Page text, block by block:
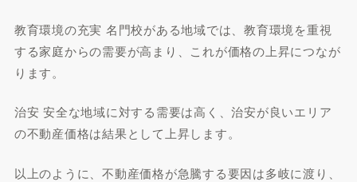
教育環境の充実 名門校がある地域では、教育環境を重視
する家庭からの需要が高まり、これが価格の上昇につなが
ります。
治安 安全な地域に対する需要は高く、治安が良いエリア
の不動産価格は結果として上昇します。
以上のように、不動産価格が急騰する要因は多岐に渡り、